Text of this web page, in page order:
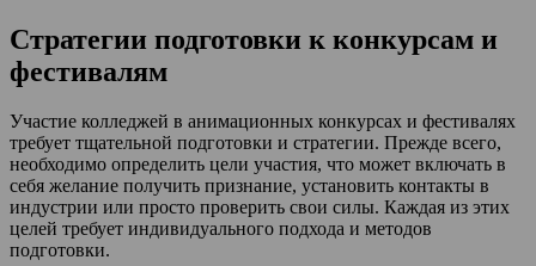
Стратегии подготовки к конкурсам и
фестивалям
Участие колледжей в анимационных конкурсах и фестивалях
требует тщательной подготовки и стратегии. Прежде всего,
необходимо определить цели участия, что может включать в
себя желание получить признание, установить контакты в
индустрии или просто проверить свои силы. Каждая из этих
целей требует индивидуального подхода и методов
подготовки.